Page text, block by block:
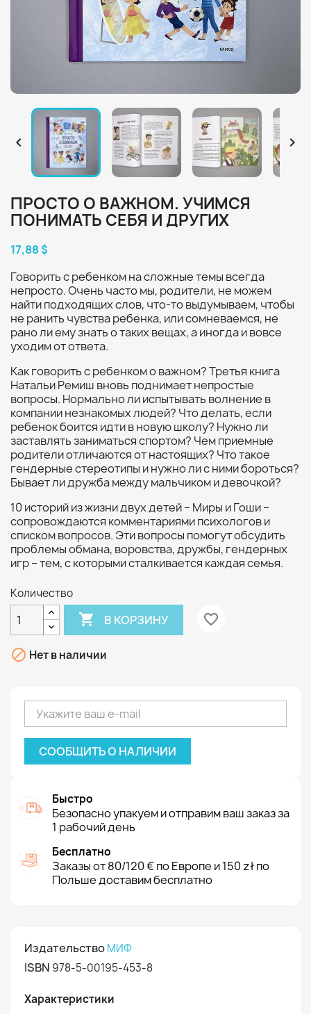
 
ПРОСТО О ВАЖНОМ. УЧИМСЯ
ПОНИМАТЬ СЕБЯ И ДРУГИХ
17,88 $
Говорить с ребенком на сложные темы всегда
непросто. Очень часто мы, родители, не можем
найти подходящих слов, что-то выдумываем, чтобы
не ранить чувства ребенка, или сомневаемся, не
рано ли ему знать о таких вещах, а иногда и вовсе
уходим от ответа.
Как говорить с ребенком о важном? Третья книга
Натальи Ремиш вновь поднимает непростые
вопросы. Нормально ли испытывать волнение в
компании незнакомых людей? Что делать, если
ребенок боится идти в новую школу? Нужно ли
заставлять заниматься спортом? Чем приемные
родители отличаются от настоящих? Что такое
гендерные стереотипы и нужно ли с ними бороться?
Бывает ли дружба между мальчиком и девочкой?
10 историй из жизни двух детей – Миры и Гоши –
сопровождаются комментариями психологов и
списком вопросов. Эти вопросы помогут обсудить
проблемы обмана, воровства, дружбы, гендерных
игр – тем, с которыми сталкивается каждая семья.
Количество
 В КОРЗИНУ favorite_border
 Нет в наличии
СООБЩИТЬ О НАЛИЧИИ
Быстро
Безопасно упакуем и отправим ваш заказ за
1 рабочий день
Бесплатно
Заказы от 80/120 € по Европе и 150 zł по
Польше доставим бесплатно
ИздательствоМИФ
ISBN 978-5-00195-453-8
Характеристики